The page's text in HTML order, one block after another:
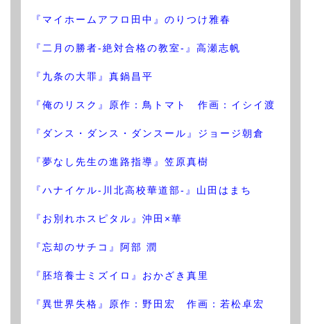
『マイホームアフロ田中』のりつけ雅春
『二月の勝者-絶対合格の教室-』高瀬志帆
『九条の大罪』真鍋昌平
『俺のリスク』原作：鳥トマト 作画：イシイ渡
『ダンス・ダンス・ダンスール』ジョージ朝倉
『夢なし先生の進路指導』笠原真樹
『ハナイケル-川北高校華道部-』山田はまち
『お別れホスピタル』沖田×華
『忘却のサチコ』阿部 潤
『胚培養士ミズイロ』おかざき真里
『異世界失格』原作：野田宏 作画：若松卓宏